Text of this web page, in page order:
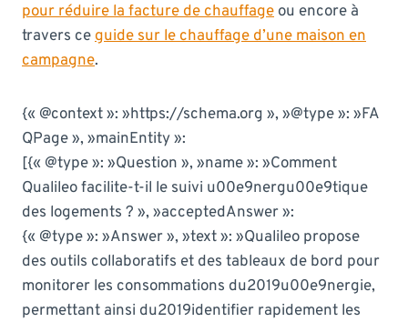
pour réduire la facture de chauffage ou encore à
travers ceguide sur le chauffage d’une maison en
campagne.
{« @context »: »https://schema.org », »@type »: »FA
QPage », »mainEntity »:
[{« @type »: »Question », »name »: »Comment
Qualileo facilite-t-il le suivi u00e9nergu00e9tique
des logements ? », »acceptedAnswer »:
{« @type »: »Answer », »text »: »Qualileo propose
des outils collaboratifs et des tableaux de bord pour
monitorer les consommations du2019u00e9nergie,
permettant ainsi du2019identifier rapidement les